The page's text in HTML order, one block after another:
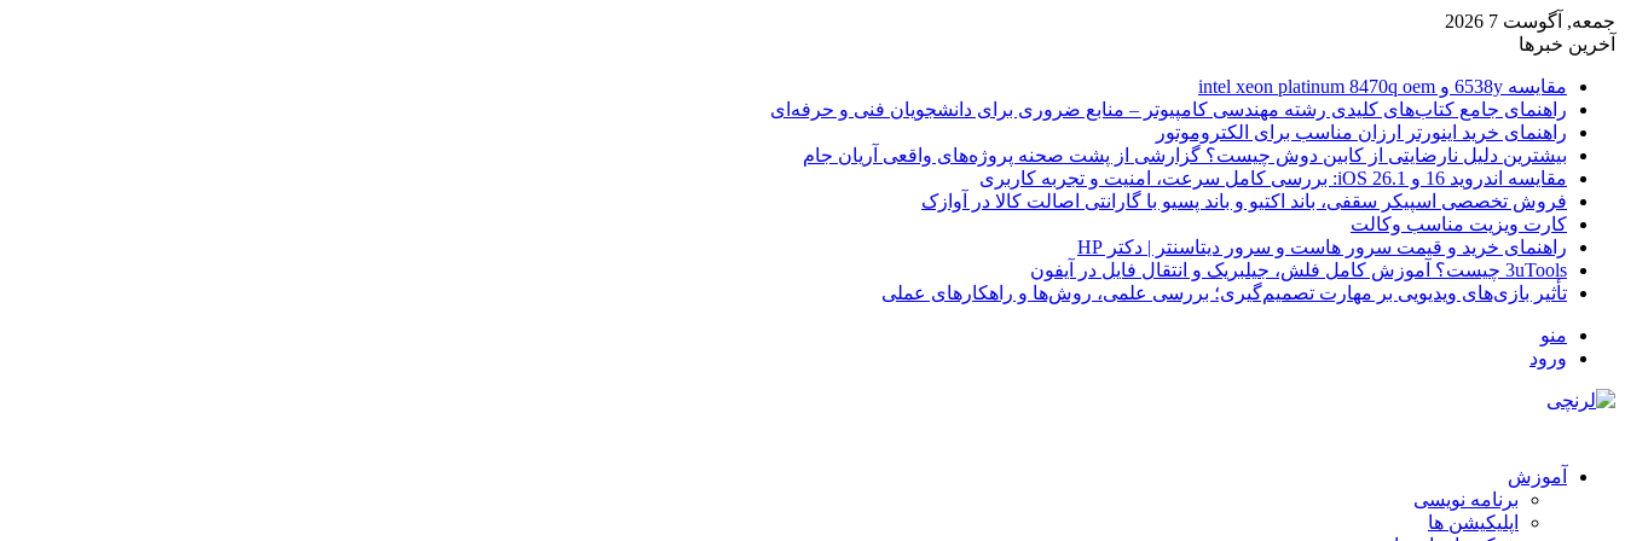
جمعه, آگوست 7 2026
آخرین خبرها
مقایسه 6538y و intel xeon platinum 8470q oem
راهنمای جامع کتاب‌های کلیدی رشته مهندسی کامپیوتر – منابع ضروری برای دانشجویان فنی و حرفه‌ای
راهنمای خرید اینورتر ارزان مناسب برای الکتروموتور
بیشترین دلیل نارضایتی از کابین دوش چیست؟ گزارشی از پشت صحنه پروژه‌های واقعی آریان جام
مقایسه اندروید 16 و iOS 26.1: بررسی کامل سرعت، امنیت و تجربه کاربری
فروش تخصصی اسپیکر سقفی، باند اکتیو و باند پسیو با گارانتی اصالت کالا در آوازک
کارت ویزیت مناسب وکالت
راهنمای خرید و قیمت سرور هاست و سرور دیتاسنتر | دکتر HP
3uTools چیست؟ آموزش کامل فلش، جیلبریک و انتقال فایل در آیفون
تأثیر بازی‌های ویدیویی بر مهارت تصمیم‌گیری؛ بررسی علمی، روش‌ها و راهکارهای عملی
منو
ورود
آموزش
برنامه نویسی
اپلیکیشن ها